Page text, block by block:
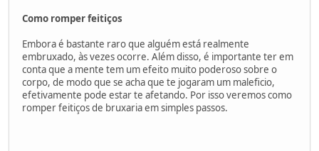
Como romper feitiços
Embora é bastante raro que alguém está realmente
embruxado, às vezes ocorre. Além disso, é importante ter em
conta que a mente tem um efeito muito poderoso sobre o
corpo, de modo que se acha que te jogaram um maleficio,
efetivamente pode estar te afetando. Por isso veremos como
romper feitiços de bruxaria em simples passos.